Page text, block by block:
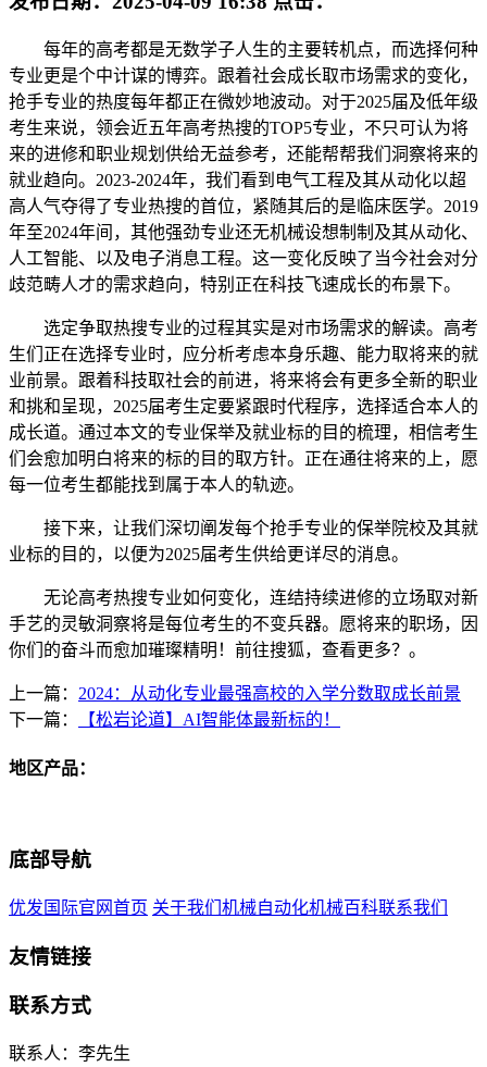
每年的高考都是无数学子人生的主要转机点，而选择何种
专业更是个中计谋的博弈。跟着社会成长取市场需求的变化，
抢手专业的热度每年都正在微妙地波动。对于2025届及低年级
考生来说，领会近五年高考热搜的TOP5专业，不只可认为将
来的进修和职业规划供给无益参考，还能帮帮我们洞察将来的
就业趋向。2023-2024年，我们看到电气工程及其从动化以超
高人气夺得了专业热搜的首位，紧随其后的是临床医学。2019
年至2024年间，其他强劲专业还无机械设想制制及其从动化、
人工智能、以及电子消息工程。这一变化反映了当今社会对分
歧范畴人才的需求趋向，特别正在科技飞速成长的布景下。
选定争取热搜专业的过程其实是对市场需求的解读。高考
生们正在选择专业时，应分析考虑本身乐趣、能力取将来的就
业前景。跟着科技取社会的前进，将来将会有更多全新的职业
和挑和呈现，2025届考生定要紧跟时代程序，选择适合本人的
成长道。通过本文的专业保举及就业标的目的梳理，相信考生
们会愈加明白将来的标的目的取方针。正在通往将来的上，愿
每一位考生都能找到属于本人的轨迹。
接下来，让我们深切阐发每个抢手专业的保举院校及其就
业标的目的，以便为2025届考生供给更详尽的消息。
无论高考热搜专业如何变化，连结持续进修的立场取对新
手艺的灵敏洞察将是每位考生的不变兵器。愿将来的职场，因
你们的奋斗而愈加璀璨精明！前往搜狐，查看更多？。
上一篇： 2024：从动化专业最强高校的入学分数取成长前景
下一篇：
【松岩论道】AI智能体最新标的！
地区产品：
底部导航
优发国际官网首页 关于我们 机械自动化机械百科联系我们
友情链接
联系方式
联系人：李先生